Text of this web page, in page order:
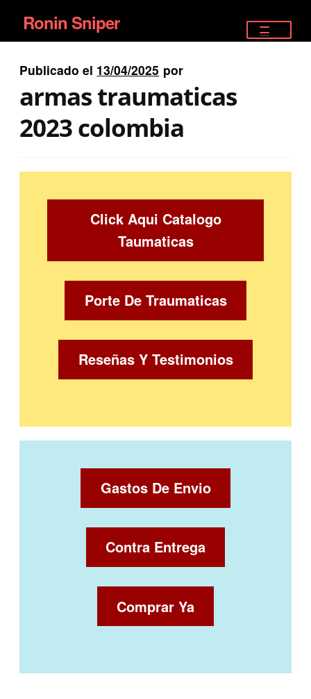
Ir
a
la
navegación
Ir
al
contenido
Ronin Sniper
Publicado el 13/04/2025 por
armas traumaticas
2023 colombia
Click Aqui Catalogo
Taumaticas
Porte De Traumaticas
Reseñas Y Testimonios
Gastos De Envio
Contra Entrega
Comprar Ya